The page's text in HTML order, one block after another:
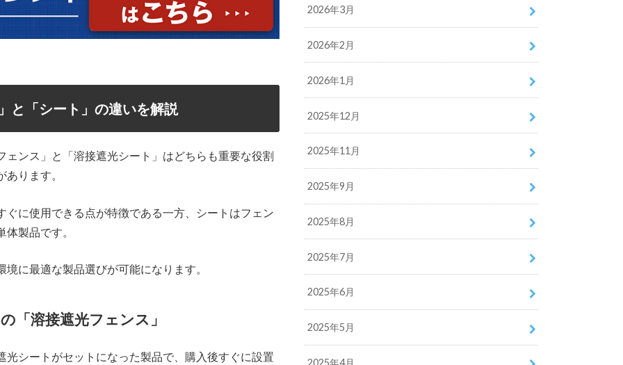
と「シート」の違いを解説
ンス」と「溶接遮光シート」はどちらも重要な役割
ります。
に使用できる点が特徴である一方、シートはフェン
製品です。
に最適な製品選びが可能になります。
「溶接遮光フェンス」
シートがセットになった製品で、購入後すぐに設置
2026年3月
2026年2月
2026年1月
2025年12月
2025年11月
2025年9月
2025年8月
2025年7月
2025年6月
2025年5月
2025年4月